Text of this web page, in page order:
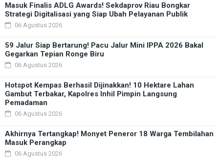
Masuk Finalis ADLG Awards! Sekdaprov Riau Bongkar
Strategi Digitalisasi yang Siap Ubah Pelayanan Publik
06 Agustus 2026
59 Jalur Siap Bertarung! Pacu Jalur Mini IPPA 2026 Bakal
Gegarkan Tepian Ronge Biru
06 Agustus 2026
Hotspot Kempas Berhasil Dijinakkan! 10 Hektare Lahan
Gambut Terbakar, Kapolres Inhil Pimpin Langsung
Pemadaman
06 Agustus 2026
Akhirnya Tertangkap! Monyet Peneror 18 Warga Tembilahan
Masuk Perangkap
06 Agustus 2026